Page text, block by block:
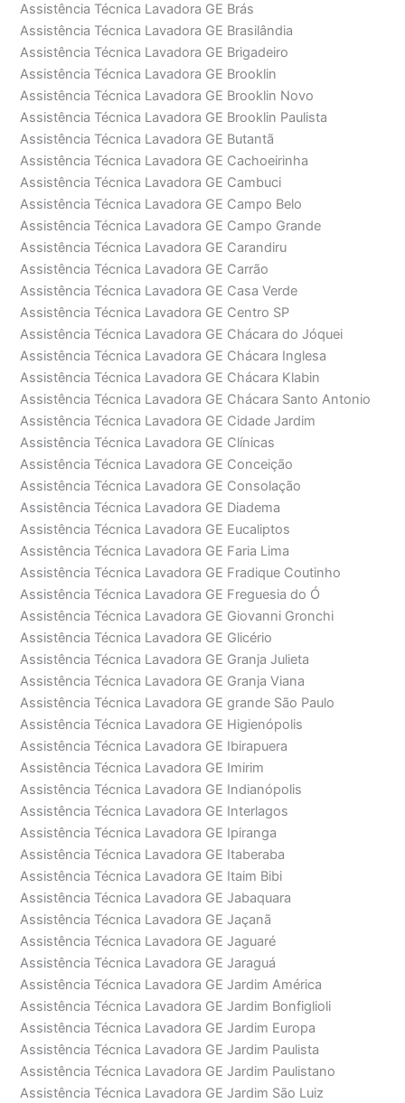
Assistência Técnica Lavadora GE Brás
Assistência Técnica Lavadora GE Brasilândia
Assistência Técnica Lavadora GE Brigadeiro
Assistência Técnica Lavadora GE Brooklin
Assistência Técnica Lavadora GE Brooklin Novo
Assistência Técnica Lavadora GE Brooklin Paulista
Assistência Técnica Lavadora GE Butantã
Assistência Técnica Lavadora GE Cachoeirinha
Assistência Técnica Lavadora GE Cambuci
Assistência Técnica Lavadora GE Campo Belo
Assistência Técnica Lavadora GE Campo Grande
Assistência Técnica Lavadora GE Carandiru
Assistência Técnica Lavadora GE Carrão
Assistência Técnica Lavadora GE Casa Verde
Assistência Técnica Lavadora GE Centro SP
Assistência Técnica Lavadora GE Chácara do Jóquei
Assistência Técnica Lavadora GE Chácara Inglesa
Assistência Técnica Lavadora GE Chácara Klabin
Assistência Técnica Lavadora GE Chácara Santo Antonio
Assistência Técnica Lavadora GE Cidade Jardim
Assistência Técnica Lavadora GE Clínicas
Assistência Técnica Lavadora GE Conceição
Assistência Técnica Lavadora GE Consolação
Assistência Técnica Lavadora GE Diadema
Assistência Técnica Lavadora GE Eucaliptos
Assistência Técnica Lavadora GE Faria Lima
Assistência Técnica Lavadora GE Fradique Coutinho
Assistência Técnica Lavadora GE Freguesia do Ó
Assistência Técnica Lavadora GE Giovanni Gronchi
Assistência Técnica Lavadora GE Glicério
Assistência Técnica Lavadora GE Granja Julieta
Assistência Técnica Lavadora GE Granja Viana
Assistência Técnica Lavadora GE grande São Paulo
Assistência Técnica Lavadora GE Higienópolis
Assistência Técnica Lavadora GE Ibirapuera
Assistência Técnica Lavadora GE Imirim
Assistência Técnica Lavadora GE Indianópolis
Assistência Técnica Lavadora GE Interlagos
Assistência Técnica Lavadora GE Ipiranga
Assistência Técnica Lavadora GE Itaberaba
Assistência Técnica Lavadora GE Itaim Bibi
Assistência Técnica Lavadora GE Jabaquara
Assistência Técnica Lavadora GE Jaçanã
Assistência Técnica Lavadora GE Jaguaré
Assistência Técnica Lavadora GE Jaraguá
Assistência Técnica Lavadora GE Jardim América
Assistência Técnica Lavadora GE Jardim Bonfiglioli
Assistência Técnica Lavadora GE Jardim Europa
Assistência Técnica Lavadora GE Jardim Paulista
Assistência Técnica Lavadora GE Jardim Paulistano
Assistência Técnica Lavadora GE Jardim São Luiz